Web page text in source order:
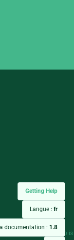
Getting Help
Langue : fr
documentation : 1.8
contributors. Django is